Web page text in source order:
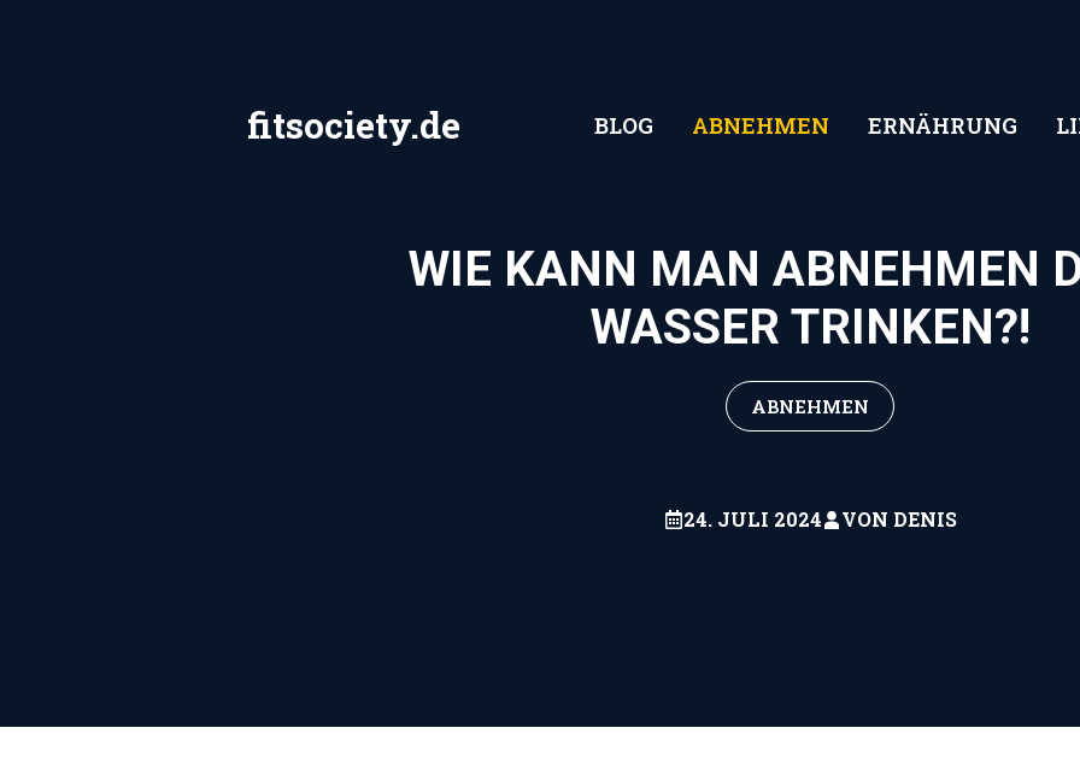
fitsociety.de BLOG ABNEHMEN ERNÄHRUNG
WIE KANN MAN ABNEHMEN
WASSER TRINKEN?!
ABNEHMEN
24. JULI 2024 VON DENIS